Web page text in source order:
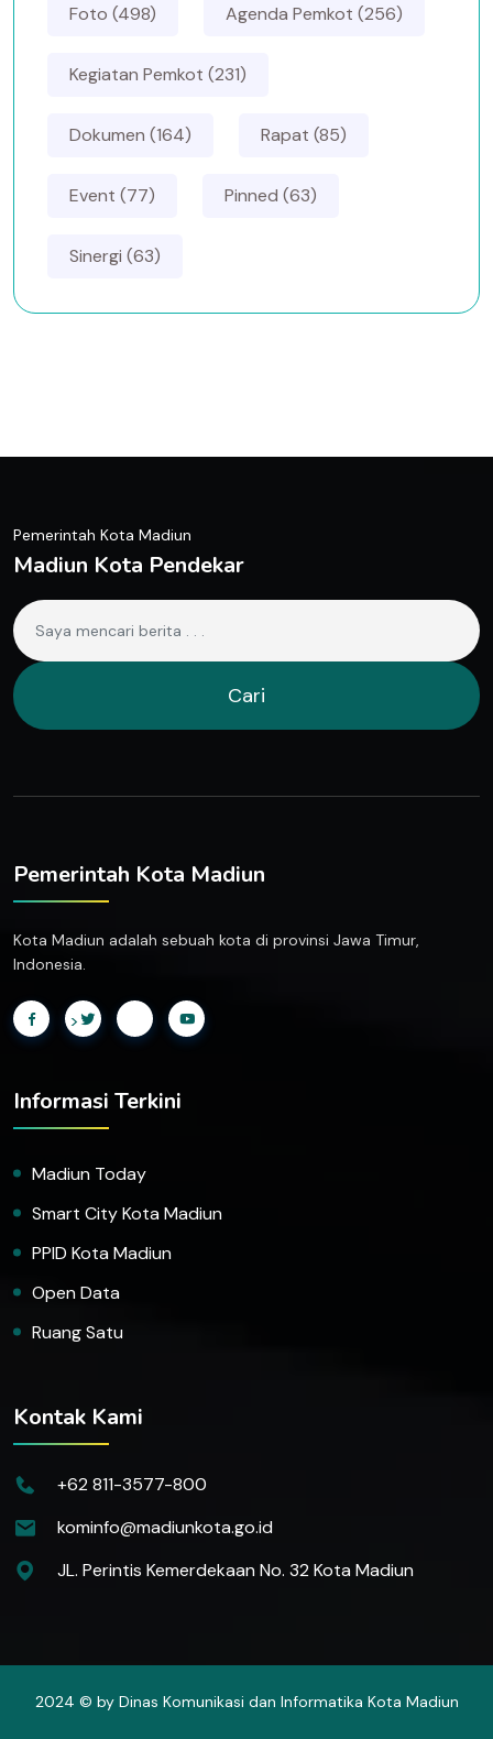
Foto (498) Agenda Pemkot (256)
Kegiatan Pemkot (231)
Dokumen (164) Rapat (85)
Event (77) Pinned (63)
Sinergi (63)
Pemerintah Kota Madiun
Madiun Kota Pendekar
Cari
Pemerintah Kota Madiun
Kota Madiun adalah sebuah kota di provinsi Jawa Timur,
Indonesia.
>
Informasi Terkini
Madiun Today
Smart City Kota Madiun
PPID Kota Madiun
Open Data
Ruang Satu
Kontak Kami
+62 811-3577-800
kominfo@madiunkota.go.id
JL. Perintis Kemerdekaan No. 32 Kota Madiun
2024 © by Dinas Komunikasi dan Informatika Kota Madiun